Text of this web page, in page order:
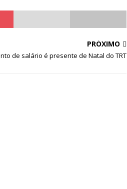
PRÓXIMO
de salário é presente de Natal do TRT